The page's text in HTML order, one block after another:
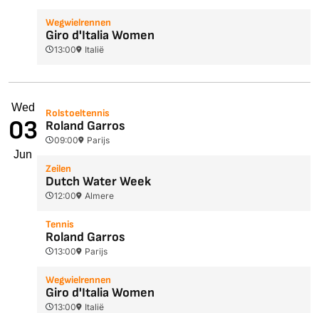
Wegwielrennen
Giro d'Italia Women
13:00 Italië
Wed
03
Jun
Rolstoeltennis
Roland Garros
09:00 Parijs
Zeilen
Dutch Water Week
12:00 Almere
Tennis
Roland Garros
13:00 Parijs
Wegwielrennen
Giro d'Italia Women
13:00 Italië